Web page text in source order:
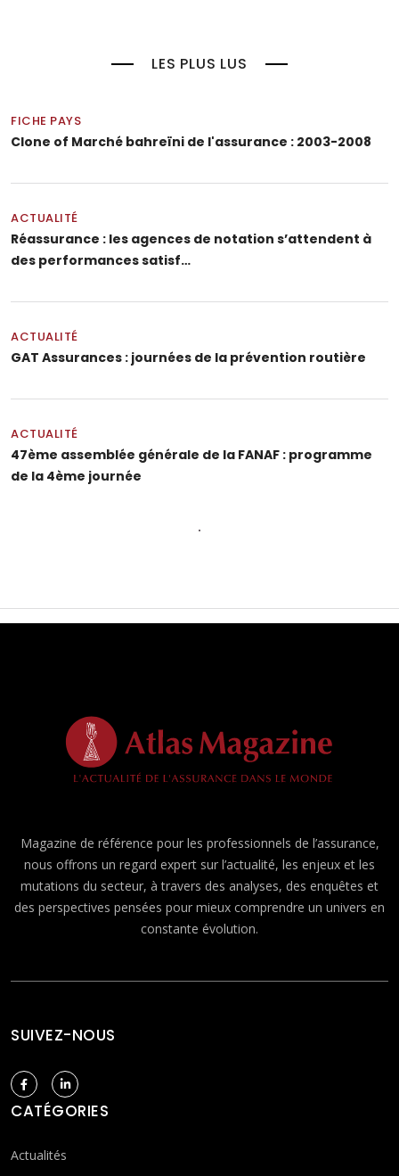
LES PLUS LUS
FICHE PAYS
Clone of Marché bahreïni de l'assurance : 2003-2008
ACTUALITÉ
Réassurance : les agences de notation s’attendent à
des performances satisf…
ACTUALITÉ
GAT Assurances : journées de la prévention routière
ACTUALITÉ
47ème assemblée générale de la FANAF : programme
de la 4ème journée
Magazine de référence pour les professionnels de l’assurance,
nous offrons un regard expert sur l’actualité, les enjeux et les
mutations du secteur, à travers des analyses, des enquêtes et
des perspectives pensées pour mieux comprendre un univers en
constante évolution.
SUIVEZ-NOUS
CATÉGORIES
Actualités